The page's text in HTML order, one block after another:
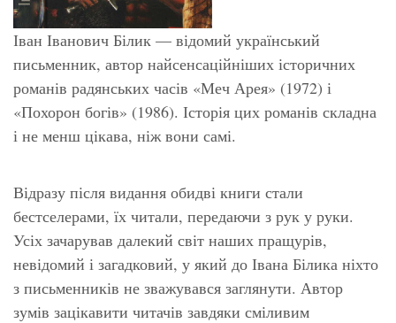
Іван Іванович Білик — відомий український
письменник, автор найсенсаційніших історичних
романів радянських часів «Меч Арея» (1972) і
«Похорон богів» (1986). Історія цих романів складна
і не менш цікава, ніж вони самі.
Відразу після видання обидві книги стали
бестселерами, їх читали, передаючи з рук у руки.
Усіх зачарував далекий світ наших пращурів,
невідомий і загадковий, у який до Івана Білика ніхто
з письменників не зважувався заглянути. Автор
зумів зацікавити читачів завдяки сміливим